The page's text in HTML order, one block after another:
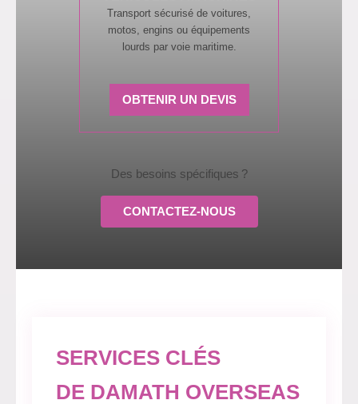
Transport sécurisé de voitures,
motos, engins ou équipements
lourds par voie maritime.
OBTENIR UN DEVIS
Des besoins spécifiques ?
CONTACTEZ-NOUS
SERVICES CLÉS
DE DAMATH OVERSEAS